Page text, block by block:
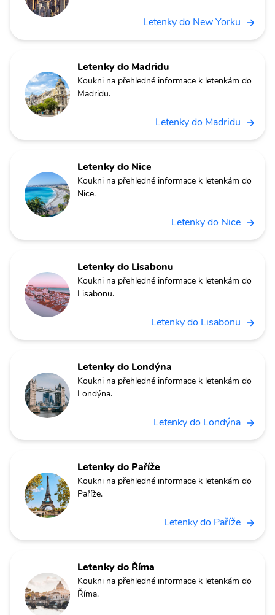
Letenky do New Yorku
Letenky do Madridu
Koukni na přehledné informace k letenkám do
Madridu.
Letenky do Madridu
Letenky do Nice
Koukni na přehledné informace k letenkám do
Nice.
Letenky do Nice
Letenky do Lisabonu
Koukni na přehledné informace k letenkám do
Lisabonu.
Letenky do Lisabonu
Letenky do Londýna
Koukni na přehledné informace k letenkám do
Londýna.
Letenky do Londýna
Letenky do Paříže
Koukni na přehledné informace k letenkám do
Paříže.
Letenky do Paříže
Letenky do Říma
Koukni na přehledné informace k letenkám do
Říma.